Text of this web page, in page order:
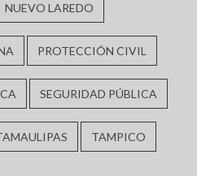
NUEVO LAREDO
PROTECCIÓN CIVIL
SEGURIDAD PÚBLICA
TAMPICO